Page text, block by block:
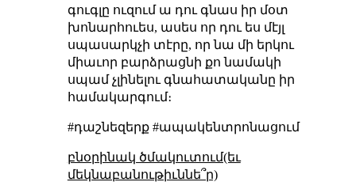
գուգլը ուզում ա դու գնաս իր մօտ
խոնարհուես, ասես որ դու ես մէյլ
սպասարկչի տէրը, որ նա մի երկու
միաւոր բարձրացնի քո նամակի
սպամ չլինելու գնահատականը իր
համակարգում։
#դաշնեզերք #ապակենտրոնացում
բնօրինակ ծմակուտում(եւ
մեկնաբանութիւննե՞ր)